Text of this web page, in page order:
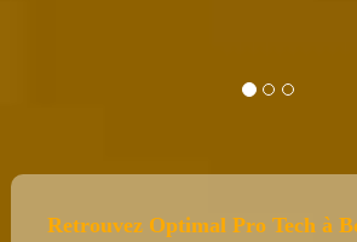
Retrouvez Optimal Pro Tech à